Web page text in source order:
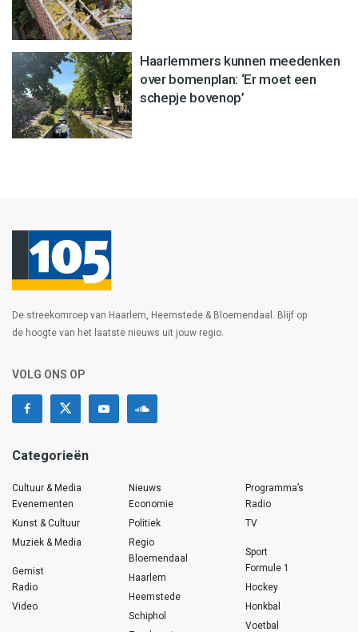
Haarlemmers kunnen meedenken
over bomenplan: ‘Er moet een
schepje bovenop’
De streekomroep van Haarlem, Heemstede & Bloemendaal. Blijf op
de hoogte van het laatste nieuws uit jouw regio.
VOLG ONS OP
Categorieën
Cultuur & Media
Evenementen
Kunst & Cultuur
Muziek & Media
Gemist
Radio
Video
Nieuws
Economie
Politiek
Regio
Bloemendaal
Haarlem
Heemstede
Schiphol
Programma’s
Radio
TV
Sport
Formule 1
Hockey
Honkbal
Voetbal